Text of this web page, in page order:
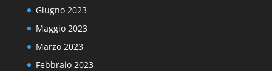
Giugno 2023
Maggio 2023
Marzo 2023
Febbraio 2023